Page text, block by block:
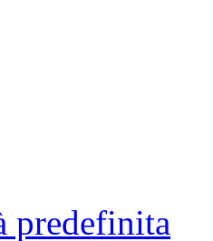
predefinita